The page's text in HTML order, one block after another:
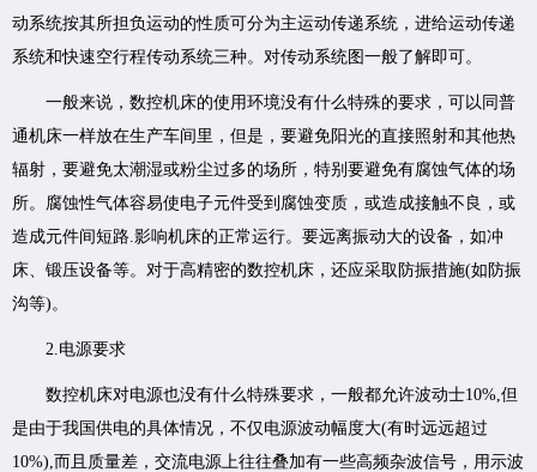
动系统按其所担负运动的性质可分为主运动传递系统，进给运动传递
系统和快速空行程传动系统三种。对传动系统图一般了解即可。
一般来说，数控机床的使用环境没有什么特殊的要求，可以同普
通机床一样放在生产车间里，但是，要避免阳光的直接照射和其他热
辐射，要避免太潮湿或粉尘过多的场所，特别要避免有腐蚀气体的场
所。腐蚀性气体容易使电子元件受到腐蚀变质，或造成接触不良，或
造成元件间短路.影响机床的正常运行。要远离振动大的设备，如冲
床、锻压设备等。对于高精密的数控机床，还应采取防振措施(如防振
沟等)。
2.电源要求
数控机床对电源也没有什么特殊要求，一般都允许波动士10%,但
是由于我国供电的具体情况，不仅电源波动幅度大(有时远远超过
10%),而且质量差，交流电源上往往叠加有一些高频杂波信号，用示波